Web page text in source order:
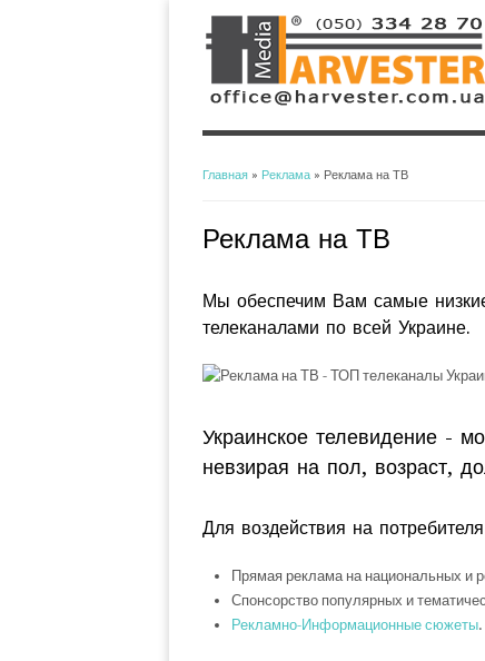
Главная » Реклама » Реклама на ТВ
Реклама на ТВ
Мы обеспечим Вам самые
телеканалами по всей Украине.
Украинское телевидение -
невзирая на пол, возраст,
Для воздействия на
Прямая реклама на национальных и
Спонсорство популярных и
Рекламно-Информационные сюжеты.